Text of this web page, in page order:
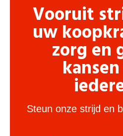
Vooruit
uw
zorg en
Steun onze strijd en